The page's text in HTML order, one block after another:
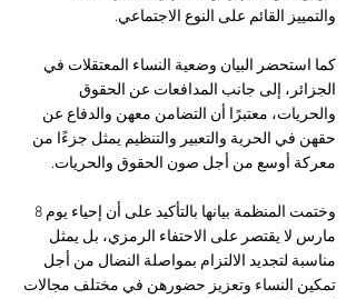
والتمييز القائم على النوع الاجتماعي.
كما استحضر البيان وضعية النساء المعتقلات في
الجزائر، إلى جانب المدافعات عن الحقوق
والحريات، معتبرًا أن التضامن معهن والدفاع عن
حقهن في الحرية والتعبير والتنظيم يمثل جزءًا من
معركة أوسع من أجل صون الحقوق والحريات.
مارس لا يقتصر على الاحتفاء الرمزي، بل يمثل
مناسبة لتجديد الالتزام بمواصلة النضال من أجل
تمكين النساء وتعزيز حضورهن في مختلف مجالات